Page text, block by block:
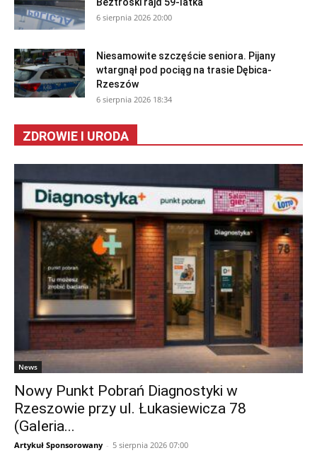
Beztroski rajd 59-latka
6 sierpnia 2026 20:00
Niesamowite szczęście seniora. Pijany
wtargnął pod pociąg na trasie Dębica-
Rzeszów
6 sierpnia 2026 18:34
ZDROWIE I URODA
News
Nowy Punkt Pobrań Diagnostyki w
Rzeszowie przy ul. Łukasiewicza 78
(Galeria...
Artykuł Sponsorowany - 5 sierpnia 2026 07:00